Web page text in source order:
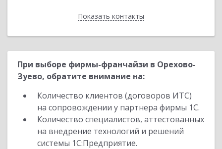
Показать контакты
Назад
При выборе фирмы-франчайзи в Орехово-
Зуево, обратите внимание на:
Количество клиентов (договоров ИТС)
на сопровождении у партнера фирмы 1С.
Количество специалистов, аттестованных
на внедрение технологий и решений
системы 1С:Предприятие.